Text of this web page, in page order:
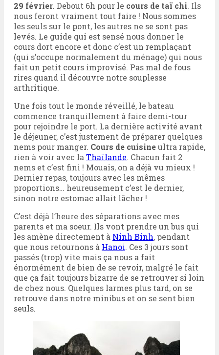
29 février. Debout 6h pour le cours de taï chi. Ils
nous feront vraiment tout faire ! Nous sommes
les seuls sur le pont, les autres ne se sont pas
levés. Le guide qui est sensé nous donner le
cours dort encore et donc c’est un remplaçant
(qui s’occupe normalement du ménage) qui nous
fait un petit cours improvisé. Pas mal de fous
rires quand il découvre notre souplesse
arthritique.
Une fois tout le monde réveillé, le bateau
commence tranquillement à faire demi-tour
pour rejoindre le port. La dernière activité avant
le déjeuner, c’est justement de préparer quelques
nems pour manger. Cours de cuisineultra rapide,
rien à voir avec la Thaïlande. Chacun fait 2
nems et c’est fini ! Mouais, on a déjà vu mieux !
Dernier repas, toujours avec les mêmes
proportions… heureusement c’est le dernier,
sinon notre estomac allait lâcher !
C’est déjà l’heure des séparations avec mes
parents et ma soeur. Ils vont prendre un bus qui
les amène directement à Ninh Binh, pendant
que nous retournons à Hanoi. Ces 3 jours sont
passés (trop) vite mais ça nous a fait
énormément de bien de se revoir, malgré le fait
que ça fait toujours bizarre de se retrouver si loin
de chez nous. Quelques larmes plus tard, on se
retrouve dans notre minibus et on se sent bien
seuls.